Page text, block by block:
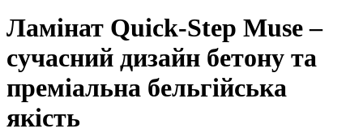
Ламінат Quick-Step Muse –
сучасний дизайн бетону та
преміальна бельгійська
якість